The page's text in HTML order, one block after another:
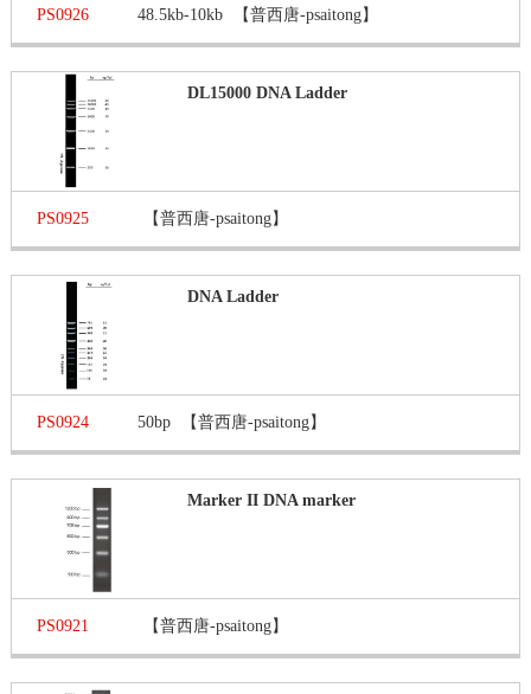
PS0926 48.5kb-10kb 【普西唐-psaitong】
DL15000 DNA Ladder
PS0925 【普西唐-psaitong】
DNA Ladder
PS0924 50bp 【普西唐-psaitong】
Marker II DNA marker
PS0921 【普西唐-psaitong】